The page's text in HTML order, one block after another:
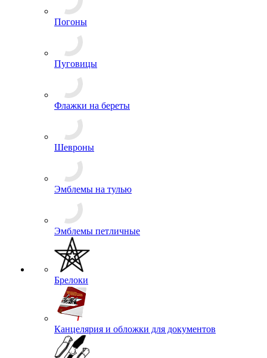
Нашивки
Погоны
Пуговицы
Флажки на береты
Шевроны
Эмблемы на тулью
Эмблемы петличные
Брелоки